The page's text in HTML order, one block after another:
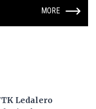
MORE
Ledalero